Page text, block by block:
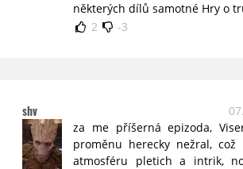
některých dílů samotné Hry o
2
-3
shv
za me příšerná epizoda,
proměnu herecky nežral, což
atmosféru pletich a intrik,